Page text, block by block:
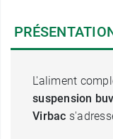
L'aliment
suspension
Virbac